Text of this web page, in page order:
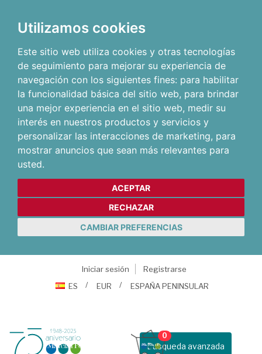
Utilizamos cookies
Este sitio web utiliza cookies y otras tecnologías
de seguimiento para mejorar su experiencia de
navegación con los siguientes fines: para habilitar
la funcionalidad básica del sitio web, para brindar
una mejor experiencia en el sitio web, medir su
interés en nuestros productos y servicios y
personalizar las interacciones de marketing, para
mostrar anuncios que sean más relevantes para
usted.
ACEPTAR
RECHAZAR
CAMBIAR PREFERENCIAS
Iniciar sesión
Registrarse
ES
EUR ESPAÑA PENINSULAR
Busqueda avanzada
0